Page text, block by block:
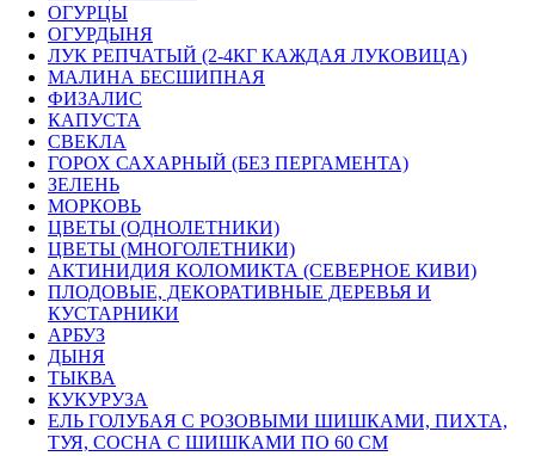
ОГУРЦЫ
ОГУРДЫНЯ
ЛУК РЕПЧАТЫЙ (2-4КГ КАЖДАЯ ЛУКОВИЦА)
МАЛИНА БЕСШИПНАЯ
ФИЗАЛИС
КАПУСТА
СВЕКЛА
ГОРОХ САХАРНЫЙ (БЕЗ ПЕРГАМЕНТА)
ЗЕЛЕНЬ
МОРКОВЬ
ЦВЕТЫ (ОДНОЛЕТНИКИ)
ЦВЕТЫ (МНОГОЛЕТНИКИ)
АКТИНИДИЯ КОЛОМИКТА (СЕВЕРНОЕ КИВИ)
ПЛОДОВЫЕ, ДЕКОРАТИВНЫЕ ДЕРЕВЬЯ И
КУСТАРНИКИ
АРБУЗ
ДЫНЯ
ТЫКВА
КУКУРУЗА
ЕЛЬ ГОЛУБАЯ С РОЗОВЫМИ ШИШКАМИ, ПИХТА,
ТУЯ, СОСНА С ШИШКАМИ ПО 60 СМ